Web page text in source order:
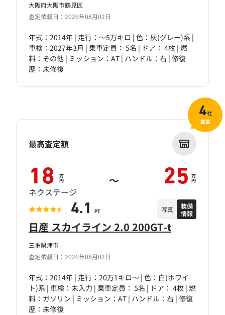
大阪府大阪市鶴見区
査定依頼日：2026年08月02日
年式：2014年 | 走行：～5万キロ | 色：灰(グレー)系 |
車検：2027年3月 | 乗車定員： 5名 | ドア： 4枚 | 燃
料：その他 | ミッション：AT | ハンドル：右 | 修復
歴：未修復
三重県津市
査定依頼日：2026年08月02日
日産 スカイライン 2.0 200GT-t
年式：2014年 | 走行：20万1キロ～ | 色：白(ホワイ
ト)系 | 車検：未入力 | 乗車定員： 5名 | ドア： 4枚 | 燃
料：ガソリン | ミッション：AT | ハンドル：右 | 修復
歴：未修復
最高査定額
18 万
円 ～ 25 万
円
ネクステージ
4.1 PT 写真
装備
情報
4社
査定